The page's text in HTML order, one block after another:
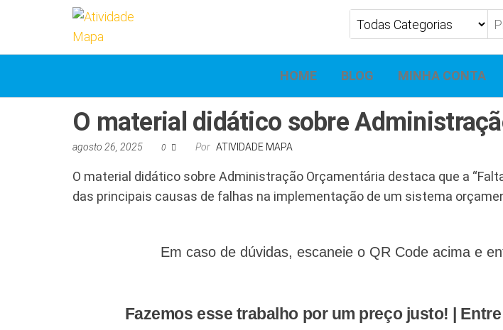
HOME BLOG MINHA CONTA
O material didático sobre
agosto 26, 2025 0 Por ATIVIDADE MAPA
O material didático sobre Administração Orçamentária destaca que a
das principais causas de falhas na implementação de um sistema
Em caso de dúvidas, escaneie o QR Code acima e
Fazemos esse trabalho por um preço justo! |